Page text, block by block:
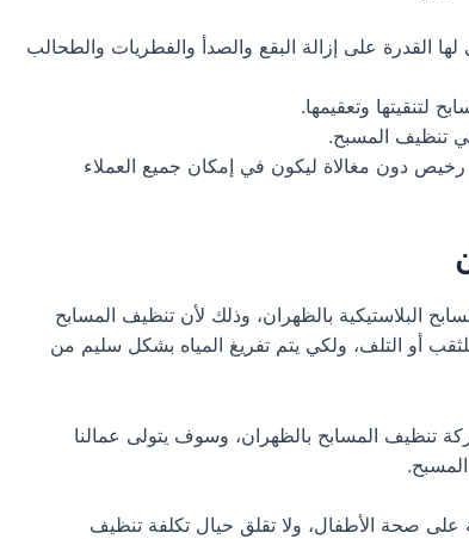
القدرة على إزالة البقع والصدأ والفطريات والطحالب
لتنقيتها وتعقيمها.
تنظيف المسبح.
دون مغالاة ليكون في إمكان جميع العملاء
البلاستيكية بالظهران، وذلك لأن تنظيف المسابح
أو التلف، ولكي يتم تفريغ المياه بشكل سليم من
تنظيف المسابح بالظهران، وسوف يتولى عمالنا
على صحة الأطفال، ولا تقلق حيال تكلفة تنظيف